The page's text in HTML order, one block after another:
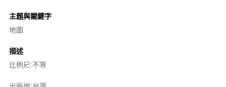
主題與關鍵字
地圖
描述
比例尺:不等